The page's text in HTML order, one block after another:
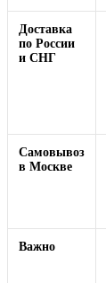
Доставка
по России
и СНГ
Самовывоз
в Москве
Важно